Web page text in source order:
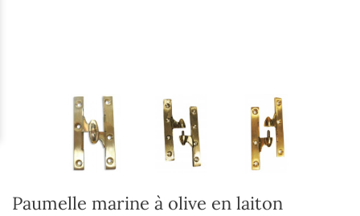
Paumelle marine à olive en laiton